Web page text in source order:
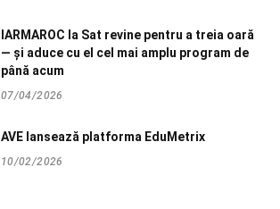
IARMAROC la Sat revine pentru a treia oară
— și aduce cu el cel mai amplu program de
până acum
07/04/2026
AVE lansează platforma EduMetrix
10/02/2026